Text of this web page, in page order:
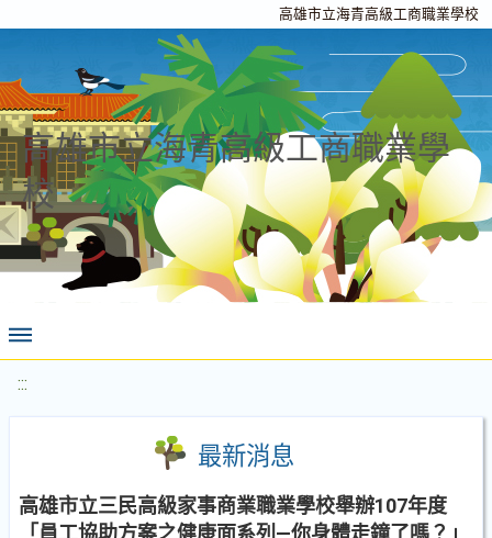
高雄市立海青高級工商職業學校
高雄市立海青高級工商職業學
校
:::
最新消息
高雄市立三民高級家事商業職業學校舉辦107年度
「員工協助方案之健康面系列—你身體走鐘了嗎？」